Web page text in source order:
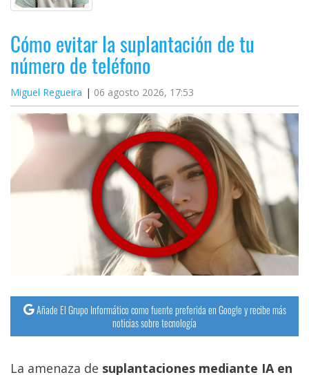
Cómo evitar la suplantación de tu
número de teléfono
Miguel Regueira 06 agosto 2026, 17:53
Añade El Grupo Informático como fuente preferida en Google y recibe más
noticias sobre tecnología
La amenaza de suplantaciones mediante IA en